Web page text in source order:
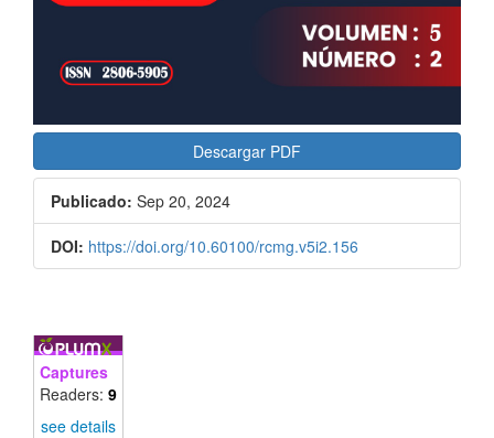
Descargar PDF
Publicado: Sep 20, 2024
DOI: https://doi.org/10.60100/rcmg.v5i2.156
Captures
Readers: 9
see details